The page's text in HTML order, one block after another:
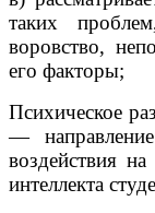
таких
воровство,
его факторы;
Психическое
—
воздействия
интеллекта